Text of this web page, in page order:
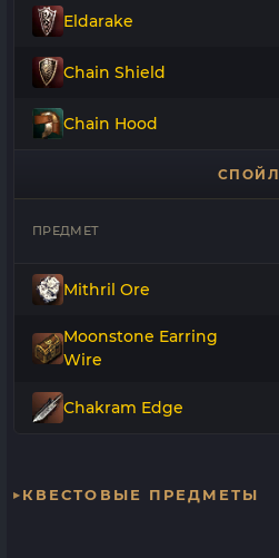
Eldarake
Chain Shield
Chain Hood
СПОЙЛ
ПРЕДМЕТ
Mithril Ore
Moonstone Earring
Wire
Chakram Edge
КВЕСТОВЫЕ ПРЕДМЕТЫ